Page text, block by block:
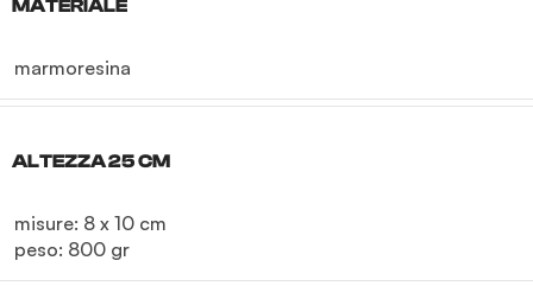
MATERIALE
marmoresina
ALTEZZA 25 CM
misure: 8 x 10 cm
peso: 800 gr